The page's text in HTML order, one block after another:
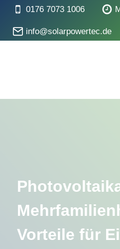
Zum
springen
0176 7073 1006
info@solarpowertec.de
Vorteile für